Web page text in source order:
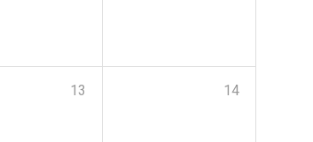
13 14